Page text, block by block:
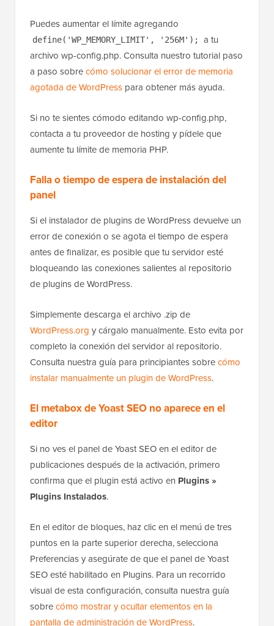
Puedes aumentar el límite agregando
define('WP_MEMORY_LIMIT', '256M');
a tu
archivo wp-config.php. Consulta nuestro tutorial paso
a paso sobrecómo solucionar el error de memoria
agotada de WordPress para obtener más ayuda.
Si no te sientes cómodo editando wp-config.php,
contacta a tu proveedor de hosting y pídele que
aumente tu límite de memoria PHP.
Falla o tiempo de espera de instalación del
panel
Si el instalador de plugins de WordPress devuelve un
error de conexión o se agota el tiempo de espera
antes de finalizar, es posible que tu servidor esté
bloqueando las conexiones salientes al repositorio
de plugins de WordPress.
Simplemente descarga el archivo .zip de
WordPress.org y cárgalo manualmente. Esto evita por
completo la conexión del servidor al repositorio.
Consulta nuestra guía para principiantes sobrecómo
instalar manualmente un plugin de WordPress.
El metabox de Yoast SEO no aparece en el
editor
Si no ves el panel de Yoast SEO en el editor de
publicaciones después de la activación, primero
confirma que el plugin está activo en Plugins »
Plugins Instalados.
En el editor de bloques, haz clic en el menú de tres
puntos en la parte superior derecha, selecciona
Preferencias y asegúrate de que el panel de Yoast
SEO esté habilitado en Plugins. Para un recorrido
visual de esta configuración, consulta nuestra guía
sobrecómo mostrar y ocultar elementos en la
pantalla de administración de WordPress.